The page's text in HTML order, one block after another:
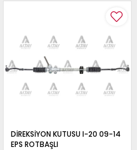
DİREKSİYON KUTUSU I-20 09-14
EPS ROTBAŞLI